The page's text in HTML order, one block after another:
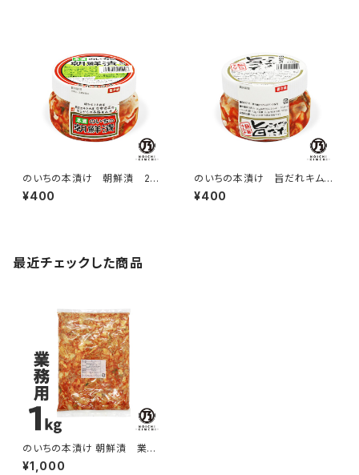
のいちの本漬け 朝鮮漬 270
g
¥400
のいちの本漬け 旨だれキム
チ 270g
¥400
最近チェックした商品
のいちの本漬け 朝鮮漬 業務
用1kg
¥1,000